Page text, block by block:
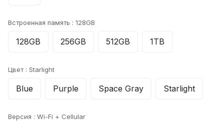
Встроенная память : 128GB
128GB 256GB 512GB 1TB
Цвет : Starlight
Blue Purple Space Gray Starlight
Версия : Wi-Fi + Cellular